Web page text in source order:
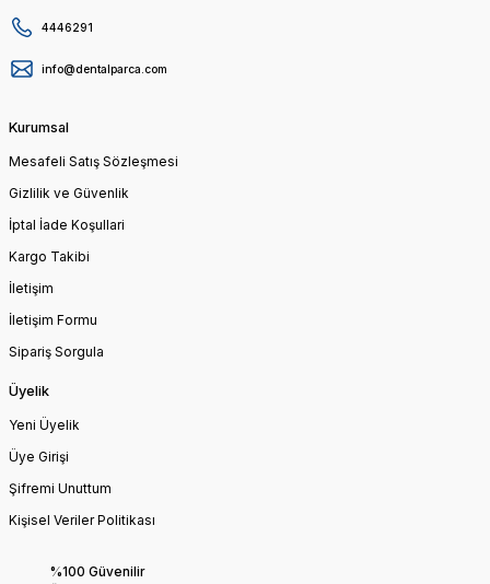
4446291
info@dentalparca.com
Kurumsal
Mesafeli Satış Sözleşmesi
Gizlilik ve Güvenlik
İptal İade Koşullari
Kargo Takibi
İletişim
İletişim Formu
Sipariş Sorgula
Üyelik
Yeni Üyelik
Üye Girişi
Şifremi Unuttum
Kişisel Veriler Politikası
%100 Güvenilir